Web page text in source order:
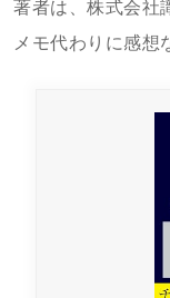
著者は、株式会社
メモ代わりに感想